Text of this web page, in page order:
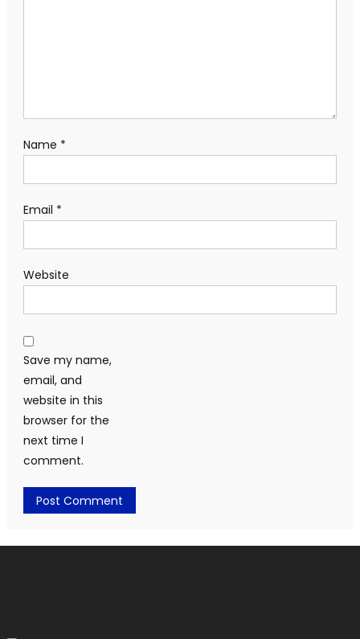
Name *
Email *
Website
Save my name,
email, and
website in this
browser for the
next time I
comment.